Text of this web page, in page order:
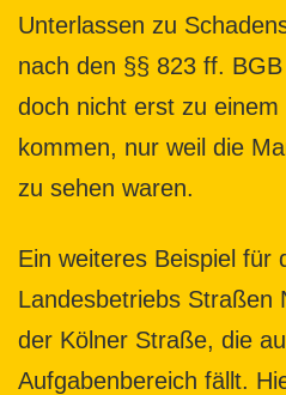
Unterlassen zu
nach den §§ 823 ff.
doch nicht erst zu einem
kommen, nur weil die
zu sehen waren.
Ein weiteres Beispiel für
Landesbetriebs Straßen
der Kölner Straße, die
Aufgabenbereich fällt.